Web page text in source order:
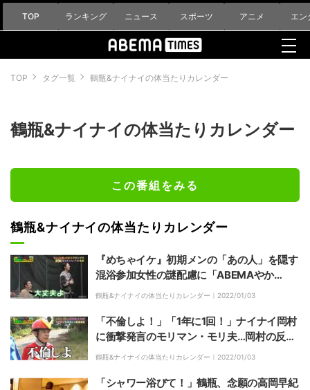
TOP ランキング ニュース スポーツ アニメ エン
TOP タグ一覧 鶴瓶&ナイナイの体当たりカレンダー
鶴瓶&ナイナイの体当たりカレンダー
この番組をみる
鶴瓶&ナイナイの体当たりカレンダー
『めちゃイケ』初期メンの「あの人」を隠す
混浴参加女性の謎配慮に「ABEMAやか
ら！」のツッコミ
鶴瓶&ナイナイの体当たりカレンダー｜ 2022/01/03
「不倫しよ！」「1年に1回！」ナイナイ岡村
に衝撃発言のモリマン・モリ夫…岡村の反応
は!?
鶴瓶&ナイナイの体当たりカレンダー｜ 2022/01/03
「シャワー浴びて！」鶴瓶、念願の高岡早紀